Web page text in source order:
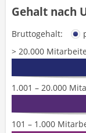
Gehalt nach
Bruttogehalt:
> 20.000
1.001 – 20.000
101 – 1.000